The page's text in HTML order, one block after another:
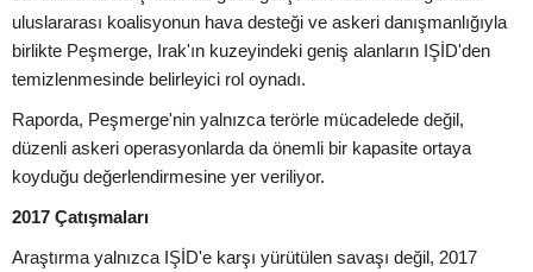
uluslararası koalisyonun hava desteği ve askeri danışmanlığıyla
birlikte Peşmerge, Irak'ın kuzeyindeki geniş alanların IŞİD'den
temizlenmesinde belirleyici rol oynadı.
Raporda, Peşmerge'nin yalnızca terörle mücadelede değil,
düzenli askeri operasyonlarda da önemli bir kapasite ortaya
koyduğu değerlendirmesine yer veriliyor.
2017 Çatışmaları
Araştırma yalnızca IŞİD'e karşı yürütülen savaşı değil, 2017